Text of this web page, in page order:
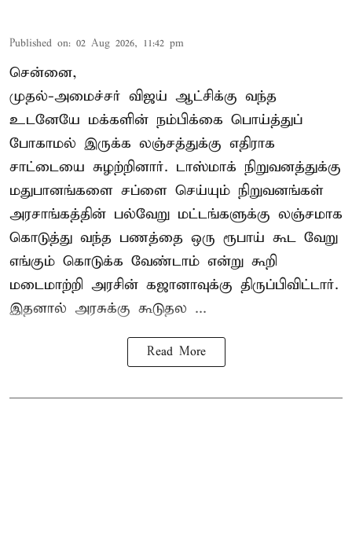
Published on: 02 Aug 2026, 11:42 pm
சென்னை,
முதல்-அமைச்சர் விஜய் ஆட்சிக்கு வந்த
உடனேயே மக்களின் நம்பிக்கை பொய்த்துப்
போகாமல் இருக்க லஞ்சத்துக்கு எதிராக
சாட்டையை சுழற்றினார். டாஸ்மாக் நிறுவனத்துக்கு
மதுபானங்களை சப்ளை செய்யும் நிறுவனங்கள்
அரசாங்கத்தின் பல்வேறு மட்டங்களுக்கு லஞ்சமாக
கொடுத்து வந்த பணத்தை ஒரு ரூபாய் கூட வேறு
எங்கும் கொடுக்க வேண்டாம் என்று கூறி
மடைமாற்றி அரசின் கஜானாவுக்கு திருப்பிவிட்டார்.
இதனால் அரசுக்கு கூடுதல ...
Read More